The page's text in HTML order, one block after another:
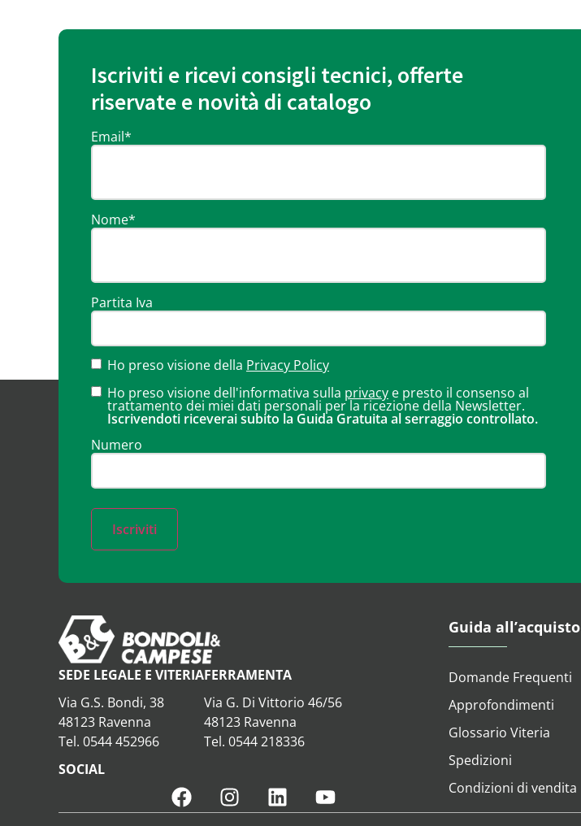
Iscriviti e ricevi consigli tecnici, offerte
riservate e novità di catalogo
Email*
Nome*
Partita Iva
Ho preso visione della Privacy Policy
Ho preso visione dell'informativa sulla privacy e presto il consenso al
trattamento dei miei dati personali per la ricezione della Newsletter.
Iscrivendoti riceverai subito la Guida Gratuita al serraggio controllato.
Numero
Iscriviti
SEDE LEGALE E VITERIA
Via G.S. Bondi, 38
48123 Ravenna
Tel. 0544 452966
FERRAMENTA
Via G. Di Vittorio 46/56
48123 Ravenna
Tel. 0544 218336
SOCIAL
Guida all’acquisto
Domande Frequenti
Approfondimenti
Glossario Viteria
Spedizioni
Condizioni di vendita